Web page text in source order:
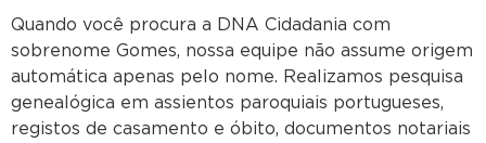
Quando você procura a DNA Cidadania com
sobrenome Gomes, nossa equipe não assume origem
automática apenas pelo nome. Realizamos pesquisa
genealógica em assientos paroquiais portugueses,
registos de casamento e óbito, documentos notariais